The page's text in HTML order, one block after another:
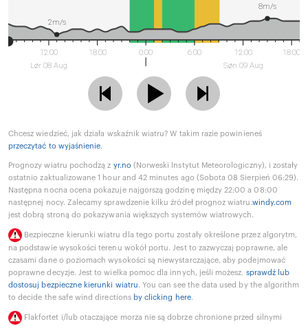
12:00
Lør 08 Aug
18:00 0:00 6:00
12:00
Søn 09 Aug
18:00
8m/s
2m/s
Chcesz wiedzieć, jak działa wskaźnik wiatru? W takim razie powinieneś
przeczytać to wyjaśnienie.
Prognozy wiatru pochodzą z yr.no (Norweski Instytut Meteorologiczny), i zostały
ostatnio zaktualizowane 1 hour and 42 minutes ago (Sobota 08 Sierpień 06:29).
Następna nocna ocena pokazuje najgorszą godzinę między 22:00 a 08:00
następnej nocy. Zalecamy sprawdzenie kilku źródeł prognoz wiatru.windy.com
jest dobrą stroną do pokazywania większych systemów wiatrowych.
Bezpieczne kierunki wiatru dla tego portu zostały określone przez algorytm,
na podstawie wysokości terenu wokół portu. Jest to zazwyczaj poprawne, ale
czasami dane o poziomach wysokości są niewystarczające, aby podejmować
poprawne decyzje. Jest to wielka pomoc dla innych, jeśli możesz. sprawdź lub
dostosuj bezpieczne kierunki wiatru. You can see the data used by the algorithm
to decide the safe wind directions by clicking here.
Flakfortet i/lub otaczające morza nie są dobrze chronione przed silnymi